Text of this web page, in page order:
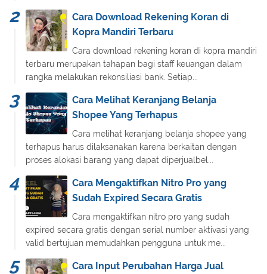
Cara Download Rekening Koran di
Kopra Mandiri Terbaru
Cara download rekening koran di kopra mandiri
terbaru merupakan tahapan bagi staff keuangan dalam
rangka melakukan rekonsiliasi bank. Setiap...
Cara Melihat Keranjang Belanja
Shopee Yang Terhapus
Cara melihat keranjang belanja shopee yang
terhapus harus dilaksanakan karena berkaitan dengan
proses alokasi barang yang dapat diperjualbel...
Cara Mengaktifkan Nitro Pro yang
Sudah Expired Secara Gratis
Cara mengaktifkan nitro pro yang sudah
expired secara gratis dengan serial number aktivasi yang
valid bertujuan memudahkan pengguna untuk me...
Cara Input Perubahan Harga Jual